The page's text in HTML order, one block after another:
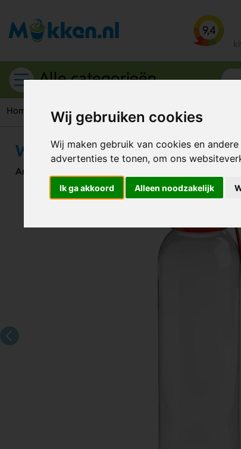
Wij gebruiken cookies
Wij maken gebruik van cookies en
advertenties te tonen, om ons
Ik ga akkoord Alleen noodzakelijk
9,4
Alle categorieën
Home Drinkflessen Waterflessen Waterfles
Waterfles Tritan transparant
Artikelnummer: